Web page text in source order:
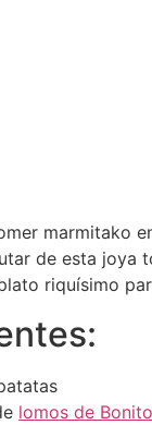
marmitako
de esta joya
riquísimo
lomos de